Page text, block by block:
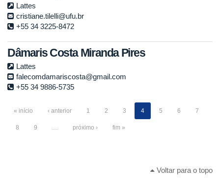
Lattes
cristiane.tilelli@ufu.br
+55 34 3225-8472
Dâmaris Costa Miranda Pires
Lattes
falecomdamariscosta@gmail.com
+55 34 9886-5735
« início ‹ anterior 1 2 3 4 5 6 7
8 9 … próximo › fim »
Voltar para o topo